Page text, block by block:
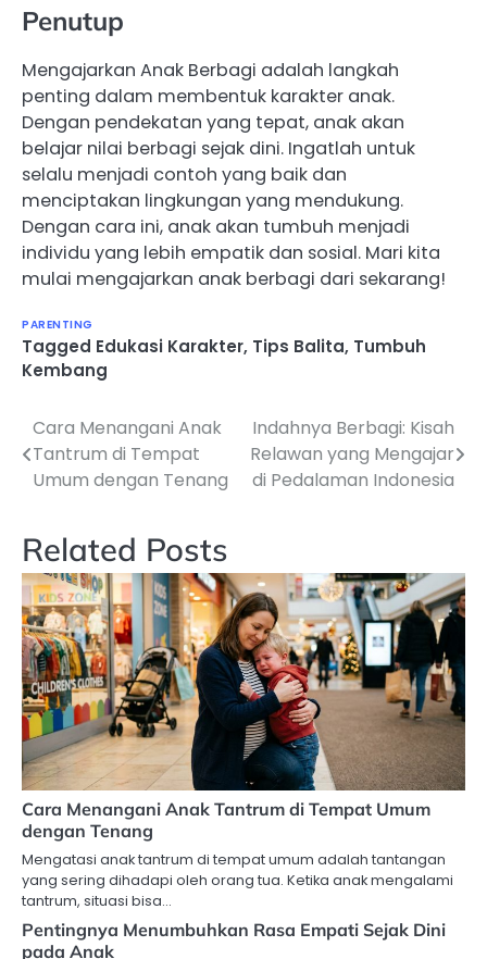
Penutup
Mengajarkan Anak Berbagi adalah langkah
penting dalam membentuk karakter anak.
Dengan pendekatan yang tepat, anak akan
belajar nilai berbagi sejak dini. Ingatlah untuk
selalu menjadi contoh yang baik dan
menciptakan lingkungan yang mendukung.
Dengan cara ini, anak akan tumbuh menjadi
individu yang lebih empatik dan sosial. Mari kita
mulai mengajarkan anak berbagi dari sekarang!
PARENTING
Tagged Edukasi Karakter, Tips Balita, Tumbuh
Kembang
Navigasi
pos
Cara Menangani Anak
Tantrum di Tempat
Umum dengan Tenang
Indahnya Berbagi: Kisah
Relawan yang Mengajar
di Pedalaman Indonesia
Related Posts
Cara Menangani Anak Tantrum di Tempat Umum
dengan Tenang
Mengatasi anak tantrum di tempat umum adalah tantangan
yang sering dihadapi oleh orang tua. Ketika anak mengalami
tantrum, situasi bisa…
Pentingnya Menumbuhkan Rasa Empati Sejak Dini
pada Anak